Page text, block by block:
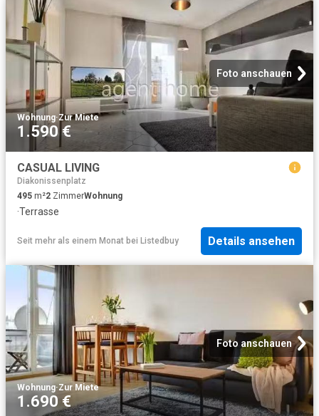
Foto anschauen
Wohnung·Zur Miete
1.590 €
CASUAL LIVING
Diakonissenplatz
495 m²2 ZimmerWohnung
·Terrasse
Seit mehr als einem Monat bei Listedbuy Details ansehen
Foto anschauen
Wohnung·Zur Miete
1.690 €